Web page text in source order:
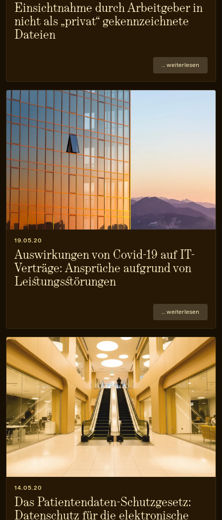
Einsichtnahme durch Arbeitgeber in
nicht als „privat“ gekennzeichnete
Dateien
… weiterlesen
19.05.20
Auswirkungen von Covid-19 auf IT-
Verträge: Ansprüche aufgrund von
Leistungs­störungen
… weiterlesen
14.05.20
Das Patientendaten-Schutzgesetz:
Datenschutz für die elektronische